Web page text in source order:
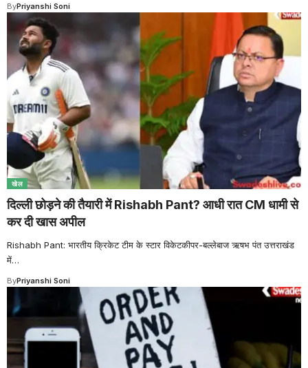
ByPriyanshi Soni
खेल
दिल्ली छोड़ने की तैयारी में Rishabh Pant? आधी रात CM धामी से
कर दी खास अपील
Rishabh Pant: भारतीय क्रिकेट टीम के स्टार विकेटकीपर-बल्लेबाज ऋषभ पंत उत्तराखंड
में…
ByPriyanshi Soni